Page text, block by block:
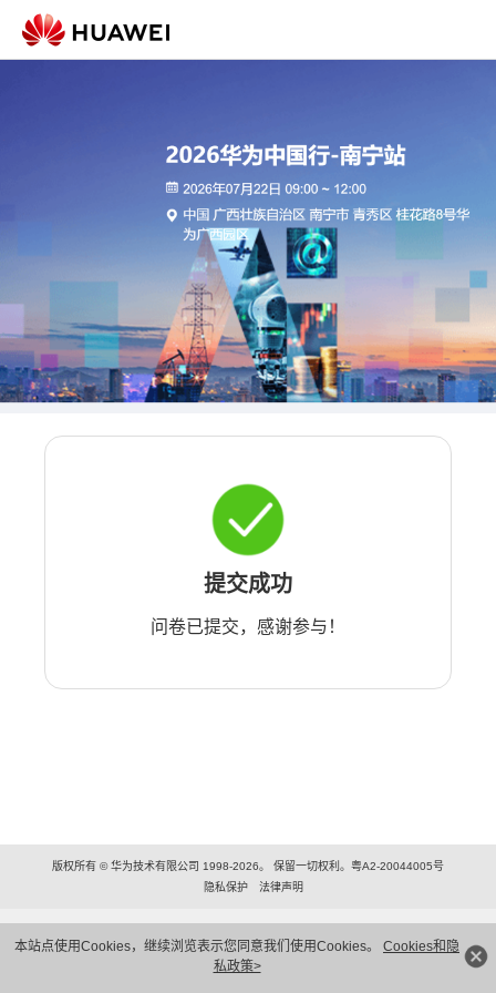
本站点使用Cookies，继续浏览表示您同意我们使用Cookies。 Cookies和隐
私政策>
提交成功
问卷已提交，感谢参与！
版权所有 © 华为技术有限公司 1998-2026。 保留一切权利。粤A2-20044005号
隐私保护
法律声明